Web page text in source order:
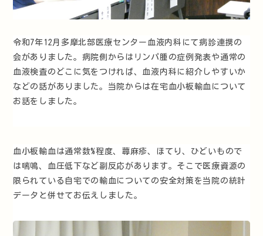
令和7年12月多摩北部医療センター血液内科にて病診連携の
会がありました。病院側からはリンパ腫の症例発表や通常の
血液検査のどこに気をつければ、血液内科に紹介しやすいか
などの話がありました。当院からは在宅血小板輸血について
お話をしました。
血小板輸血は通常数%程度、蕁麻疹、ほてり、ひどいもので
は喘鳴、血圧低下など副反応があります。そこで医療資源の
限られている自宅での輸血についての安全対策を当院の統計
データと併せてお伝えしました。